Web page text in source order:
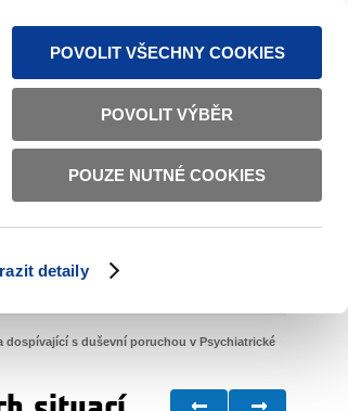
detaily
POVOLIT VŠECHNY COOKIES
POVOLIT VÝBĚR
POUZE NUTNÉ COOKIES
TEXTOVÁ VERZE ČESKY ENGLISH
BILATERÁLNÍ SPOLUPRÁCE
s duševní poruchou v Psychiatrické